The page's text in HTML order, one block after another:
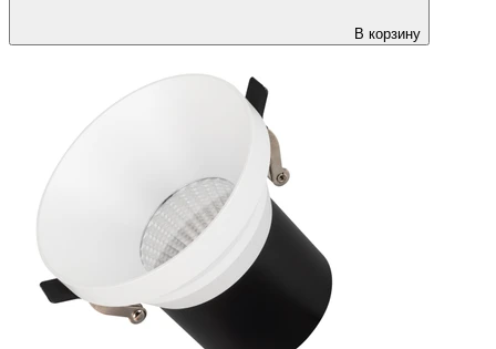
В корзину